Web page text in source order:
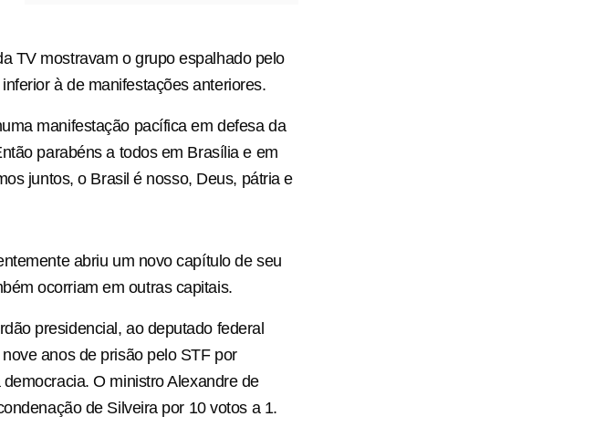
TV mostravam o grupo espalhado pelo
à de manifestações anteriores.
manifestação pacífica em defesa da
parabéns a todos em Brasília e em
juntos, o Brasil é nosso, Deus, pátria e
abriu um novo capítulo de seu
ocorriam em outras capitais.
presidencial, ao deputado federal
anos de prisão pelo STF por
O ministro Alexandre de
de Silveira por 10 votos a 1.